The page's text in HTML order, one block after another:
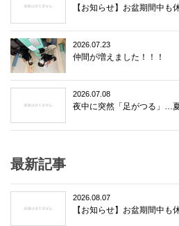
【お知らせ】お盆期間中も
2026.07.23
仲間が増えました！！！
2026.07.08
夜中に突然「足がつる」…
最新記事
2026.08.07
【お知らせ】お盆期間中も